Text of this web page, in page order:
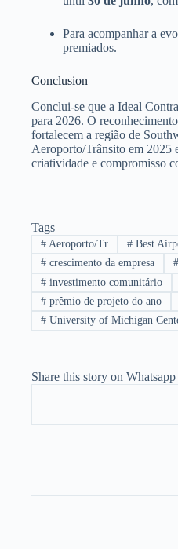
Para acompanhar a
premiados.
Conclusion
Conclui-se que a Ideal
para 2026. O
fortalecem a região de
Aeroporto/Trânsito em 2025
criatividade e compromisso
Tags
#Aeroporto/Tr #Best
#crescimento da empresa #
#investimento comunitário
#prêmio de projeto do ano
#University of Michigan
Share this story on Whatsapp